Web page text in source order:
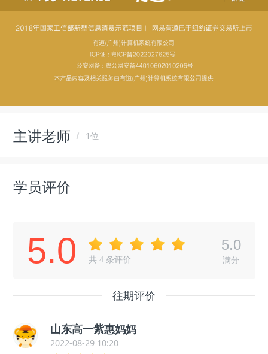
主讲老师 1位
学员评价
5.0 共4 条评价
5.0
满分
往期评价
山东高一紫惠妈妈
2022-08-29 10:20